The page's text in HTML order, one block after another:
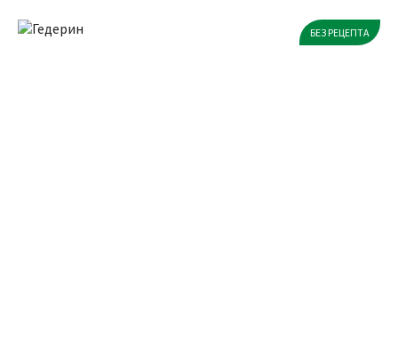
БЕЗ РЕЦЕПТА